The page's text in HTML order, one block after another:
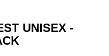
UNISEX -